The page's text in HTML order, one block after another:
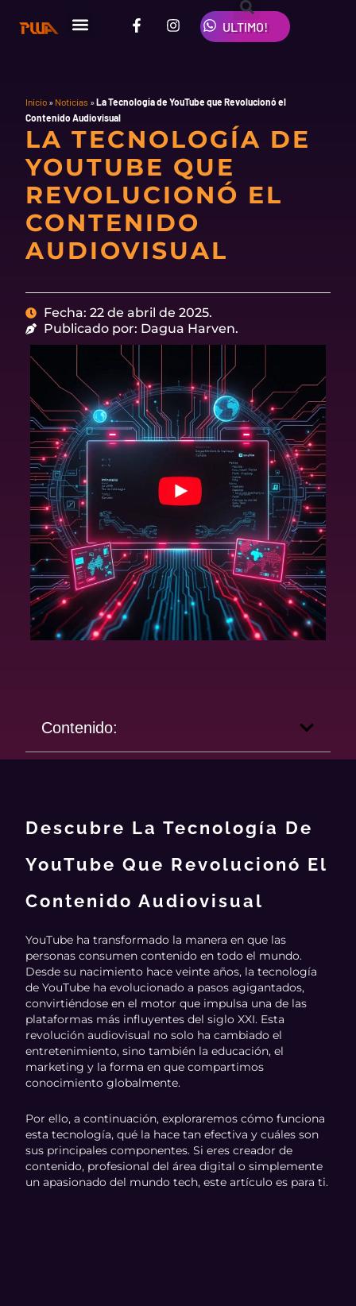
contenido
ULTIMO!
F
a
o
-
f
I
n
r
m
W
h
a
p
Inicio » Noticias »La Tecnología de YouTube que Revolucionó el
Contenido Audiovisual
LA TECNOLOGÍA DE
YOUTUBE QUE
REVOLUCIONÓ EL
CONTENIDO
AUDIOVISUAL
Fecha: 22 de abril de 2025.
Publicado por: Dagua Harven.
Descubre La Tecnología De
YouTube Que Revolucionó El
Contenido Audiovisual
YouTube ha transformado la manera en que las
personas consumen contenido en todo el mundo.
Desde su nacimiento hace veinte años, la tecnología
de YouTube ha evolucionado a pasos agigantados,
convirtiéndose en el motor que impulsa una de las
plataformas más influyentes del siglo XXI. Esta
revolución audiovisual no solo ha cambiado el
entretenimiento, sino también la educación, el
marketing y la forma en que compartimos
conocimiento globalmente.
Por ello, a continuación, exploraremos cómo funciona
esta tecnología, qué la hace tan efectiva y cuáles son
sus principales componentes. Si eres creador de
contenido, profesional del área digital o simplemente
un apasionado del mundo tech, este artículo es para ti.
Contenido: